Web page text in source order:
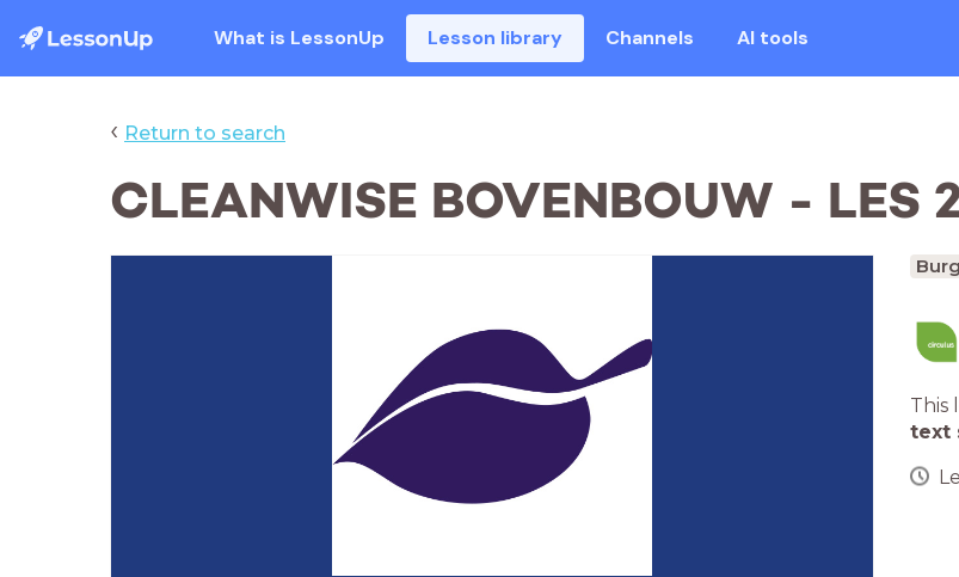
What is LessonUp Lesson library Channels AI tools
‹ Return to search
CLEANWISE BOVENBOUW - LES
This
text